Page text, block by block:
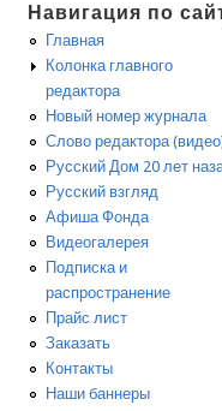
Навигация по
Главная
Колонка главного
редактора
Новый номер журнала
Слово редактора
Русский Дом 20 лет
Русский взгляд
Афиша Фонда
Видеогалерея
Подписка и
распространение
Прайс лист
Заказать
Контакты
Наши баннеры